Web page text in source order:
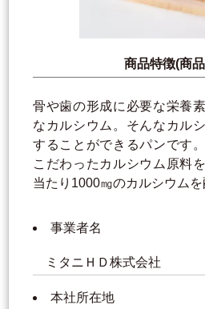
商品特徴(商
骨や歯の形成に必要な栄養
なカルシウム。そんなカル
することができるパンです
こだわったカルシウム原料
当たり1000㎎のカルシウムを
事業者名
ミタニＨＤ株式会社
本社所在地